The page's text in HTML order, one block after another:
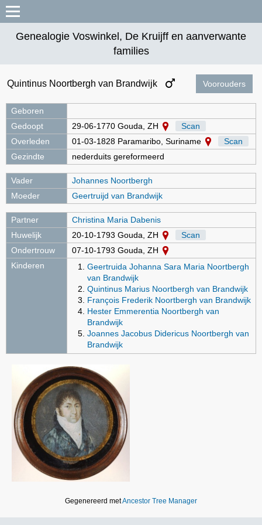
Genealogie Voswinkel, De Kruijff en aanverwante
families
Quintinus Noortbergh van Brandwijk Voorouders
Geboren
Gedoopt
29-06-1770 Gouda, ZH
Scan
Overleden
01-03-1828 Paramaribo, Suriname
Scan
Gezindte
nederduits gereformeerd
Vader
Johannes Noortbergh
Moeder
Geertruijd van Brandwijk
Partner
Christina Maria Dabenis
Huwelijk
20-10-1793 Gouda, ZH
Scan
Ondertrouw
07-10-1793 Gouda, ZH
Kinderen
Geertruida Johanna Sara Maria Noortbergh
van Brandwijk
Quintinus Marius Noortbergh van Brandwijk
François Frederik Noortbergh van Brandwijk
Hester Emmerentia Noortbergh van
Brandwijk
Joannes Jacobus Didericus Noortbergh van
Brandwijk
Gegenereerd metAncestor Tree Manager